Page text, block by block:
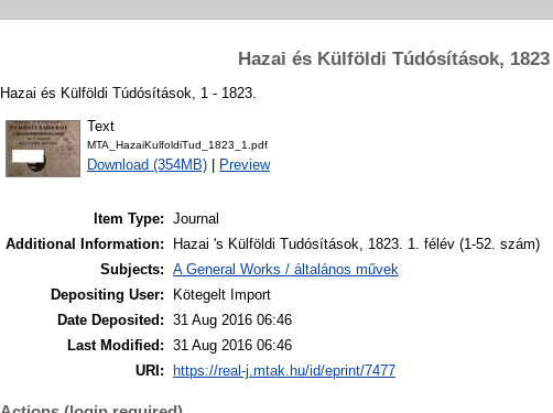
Hazai és Külföldi Túdósítások, 1823
Hazai és Külföldi Túdósítások, 1 - 1823.
Text
MTA_HazaiKulfoldiTud_1823_1.pdf
Download (354MB) Preview
Item Type: Journal
Additional Information:
Hazai 's Külföldi Tudósítások, 1823. 1. félév (1-52. szám)
Subjects: A General Works / általános művek
Depositing User:
Kötegelt Import
Date Deposited: 31 Aug 2016 06:46
Last Modified: 31 Aug 2016 06:46
URI:
https://real-j.mtak.hu/id/eprint/7477